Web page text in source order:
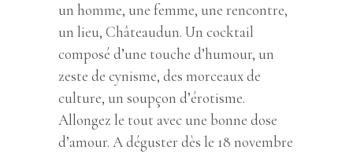
un homme, une femme, une rencontre,
un lieu, Châteaudun. Un cocktail
composé d’une touche d’humour, un
zeste de cynisme, des morceaux de
culture, un soupçon d’érotisme.
Allongez le tout avec une bonne dose
d’amour. A déguster dès le 18 novembre